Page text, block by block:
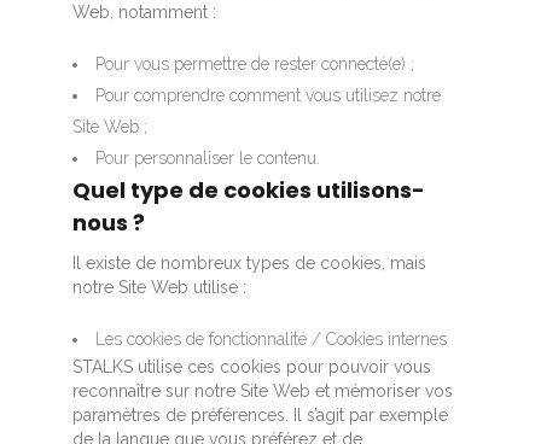
Web, notamment :
Pour vous permettre de rester connecté(e) ;
Pour comprendre comment vous utilisez notre
Site Web ;
Pour personnaliser le contenu.
Quel type de cookies utilisons-
nous ?
Il existe de nombreux types de cookies, mais
notre Site Web utilise :
Les cookies de fonctionnalité / Cookies internes
STALKS utilise ces cookies pour pouvoir vous
reconnaître sur notre Site Web et mémoriser vos
paramètres de préférences. Il s’agit par exemple
de la langue que vous préférez et de